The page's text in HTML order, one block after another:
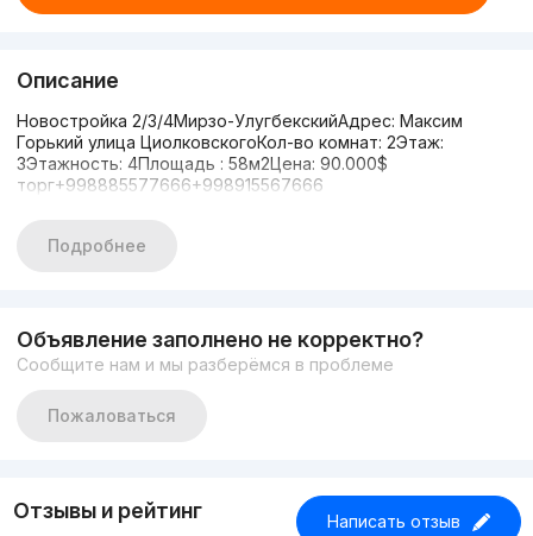
Описание
Новостройка 2/3/4Мирзо-УлугбекскийАдрес: Максим
Горький улица ЦиолковскогоКол-во комнат: 2Этаж:
3Этажность: 4Площадь : 58м2Цена: 90.000$
торг+998885577666+998915567666
Подробнее
Объявление заполнено не корректно?
Сообщите нам и мы разберёмся в проблеме
Пожаловаться
Отзывы и рейтинг Написать отзыв